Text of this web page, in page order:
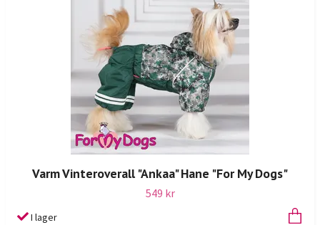
Varm Vinteroverall "Ankaa" Hane "For My Dogs"
549 kr
I lager